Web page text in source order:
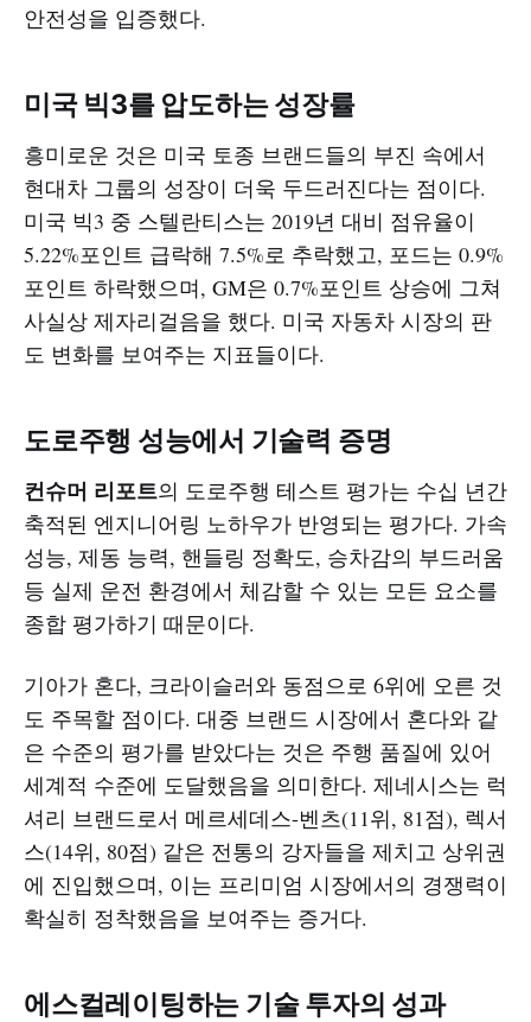
안전성을 입증했다.
미국 빅3를 압도하는 성장률
흥미로운 것은 미국 토종 브랜드들의 부진 속에서
현대차 그룹의 성장이 더욱 두드러진다는 점이다.
미국 빅3 중 스텔란티스는 2019년 대비 점유율이
5.22%포인트 급락해 7.5%로 추락했고, 포드는 0.9%
포인트 하락했으며, GM은 0.7%포인트 상승에 그쳐
사실상 제자리걸음을 했다. 미국 자동차 시장의 판
도 변화를 보여주는 지표들이다.
도로주행 성능에서 기술력 증명
컨슈머 리포트의 도로주행 테스트 평가는 수십 년간
축적된 엔지니어링 노하우가 반영되는 평가다. 가속
성능, 제동 능력, 핸들링 정확도, 승차감의 부드러움
등 실제 운전 환경에서 체감할 수 있는 모든 요소를
종합 평가하기 때문이다.
기아가 혼다, 크라이슬러와 동점으로 6위에 오른 것
도 주목할 점이다. 대중 브랜드 시장에서 혼다와 같
은 수준의 평가를 받았다는 것은 주행 품질에 있어
세계적 수준에 도달했음을 의미한다. 제네시스는 럭
셔리 브랜드로서 메르세데스-벤츠(11위, 81점), 렉서
스(14위, 80점) 같은 전통의 강자들을 제치고 상위권
에 진입했으며, 이는 프리미엄 시장에서의 경쟁력이
확실히 정착했음을 보여주는 증거다.
에스컬레이팅하는 기술 투자의 성과